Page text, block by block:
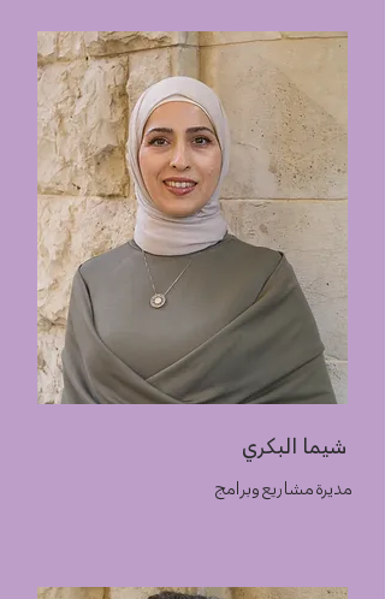
شيما البكري
مديرة مشاريع وبرامج